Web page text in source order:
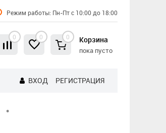
Режим работы: Пн-Пт с 10:00 до 18:00
0 0 0 Корзина
пока пусто
ВХОД РЕГИСТРАЦИЯ
•